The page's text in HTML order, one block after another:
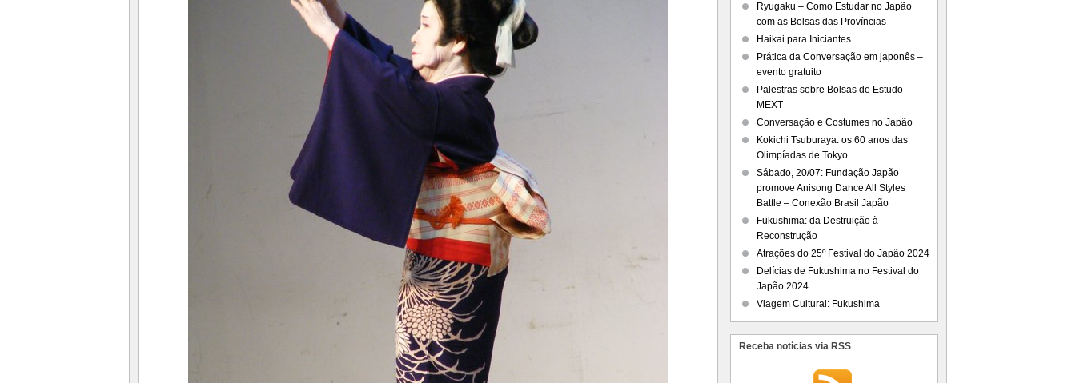
Ryugaku – Como Estudar no Japão
com as Bolsas das Províncias
Haikai para Iniciantes
Prática da Conversação em japonês –
evento gratuito
Palestras sobre Bolsas de Estudo
MEXT
Conversação e Costumes no Japão
Kokichi Tsuburaya: os 60 anos das
Olimpíadas de Tokyo
Sábado, 20/07: Fundação Japão
promove Anisong Dance All Styles
Battle – Conexão Brasil Japão
Fukushima: da Destruição à
Reconstrução
Atrações do 25º Festival do Japão 2024
Delícias de Fukushima no Festival do
Japão 2024
Viagem Cultural: Fukushima
Receba notícias via RSS